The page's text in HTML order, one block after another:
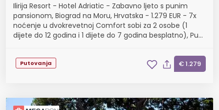
Ilirija Resort - Hotel Adriatic - Zabavno ljeto s punim
pansionom, Biograd na Moru, Hrvatska - 1.279 EUR - 7x
noćenje u dvokrevetnoj Comfort sobi za 2 osobe (1
dijete do 12 godina i 1 dijete do 7 godina besplatno), Puni
Putovanja € 1.279